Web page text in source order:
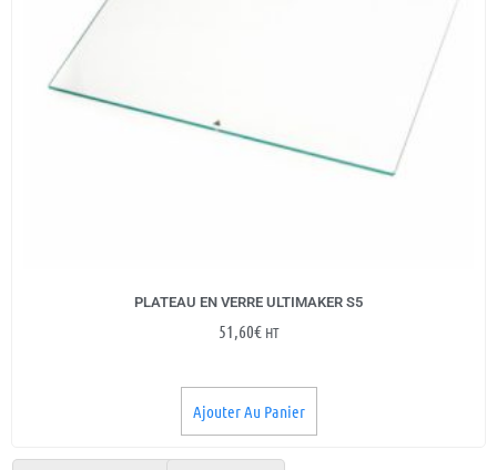
PLATEAU EN VERRE ULTIMAKER S5
51,60€ HT
Ajouter Au Panier